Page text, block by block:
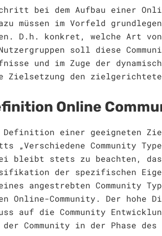
bei dem Aufbau einer
müssen im Vorfeld
D.h. konkret, welche Art von
soll diese
und im Zuge der
Zielsetzung den
Online
Definition einer geeigneten
„Verschiedene Community
bleibt stets zu beachten,
der spezifischen
eines angestrebten Community
Online-Community. Der
auf die Community
Community in der Phase des